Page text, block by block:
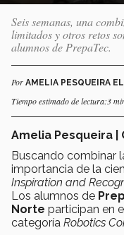
Seis semanas, una
limitados y otros retos
alumnos de PrepaTec.
Por AMELIA PESQUEIRA
Tiempo estimado de lectura:3
Amelia Pesqueira |
Buscando combinar
importancia de la
Inspiration and
Los alumnos de
Norte participan en
categoría Robotics